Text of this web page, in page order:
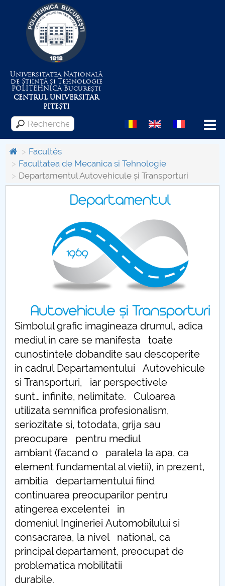
Universitatea Națională
de Știință și Tehnologie
POLITEHNICABucurești
CENTRUL UNIVERSITAR
PITEȘTI
Menu
Despre Universitate
Centrul de Management al Proiectelor
Conseil d'administration
Nr. de telefon si adrese Facultăți
Informations sur l'admission
Sénat universitaire
STUDENTI CUP
Ghiduri pentru STUDENȚI
Relations publiques
Relations Internationales
PNRR
Proiect (PRIM STUD)
Proiect SU-ETIC
Protection des données personnelles
Université pour la communauté
Facultés
Facultatea de Mecanica si Tehnologie
Departamentul Autovehicule și Transporturi
Simbolul grafic imagineaza drumul, adica
mediul in care se manifesta toate
cunostintele dobandite sau descoperite
in cadrul Departamentului Autovehicule
si Transporturi, iar perspectivele
sunt… infinite, nelimitate. Culoarea
utilizata semnifica profesionalism,
seriozitate si, totodata, grija sau
preocupare pentru mediul
ambiant (facand o paralela la apa, ca
element fundamental al vietii), in prezent,
ambitia departamentului fiind
continuarea preocuparilor pentru
atingerea excelentei in
domeniul Ingineriei Automobilului si
consacrarea, la nivel national, ca
principal departament, preocupat de
problematica mobilitatii
durabile.